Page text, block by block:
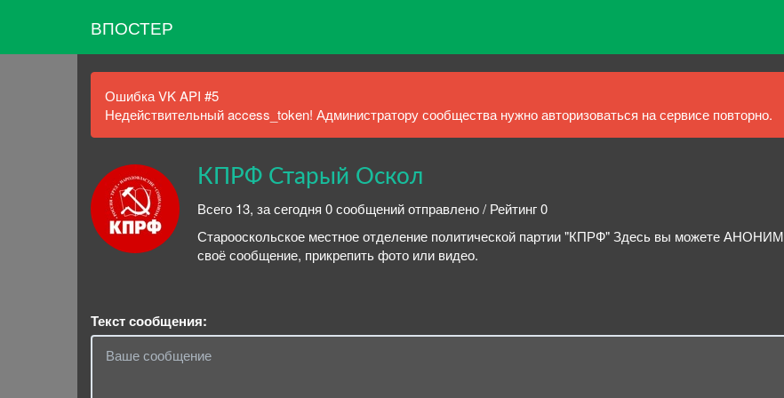
ВПОСТЕР
Ошибка VK API #5
Недействительный access_token! Администратору сообщества нужно авторизоваться на сервисе повторно.
КПРФ Старый Оскол
Всего 13, за сегодня 0 сообщений отправлено / Рейтинг 0
Старооскольское местное отделение политической партии "КПРФ" Здесь вы можете
своё сообщение, прикрепить фото или видео.
Текст сообщения: